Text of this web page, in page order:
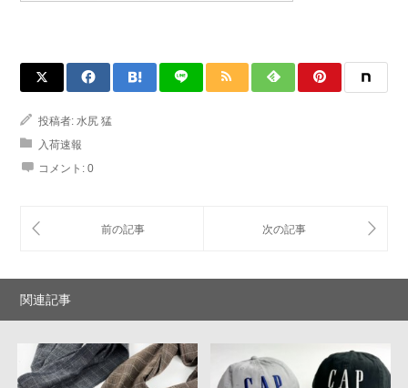
投稿者: 水尻 猛
入荷速報
コメント: 0
関連記事